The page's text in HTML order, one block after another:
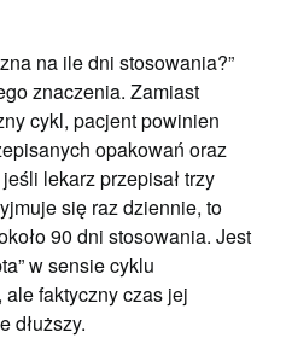
na ile dni stosowania?”
znaczenia. Zamiast
cykl, pacjent powinien
opakowań oraz
lekarz przepisał trzy
się raz dziennie, to
90 dni stosowania. Jest
w sensie cyklu
faktyczny czas jej
dłuższy.